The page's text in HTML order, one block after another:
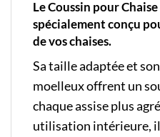
Le Coussin pour
spécialement conçu
de vos chaises.
Sa taille adaptée et
moelleux offrent un
chaque assise plus
utilisation intérieure,